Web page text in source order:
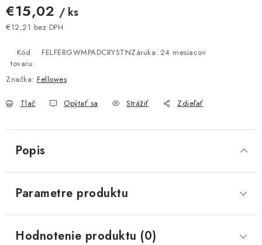
Obchodné podmienky
Formuláre na stiahnutie
€15,02 / ks
€12,21 bez DPH
Kód
tovaru:
FELFERGWMPADCRYSTNZáruka: 24 mesiacov
Značka: Fellowes
Tlač Opýtať sa Strážiť Zdieľať
Popis
Parametre produktu
Hodnotenie produktu (0)